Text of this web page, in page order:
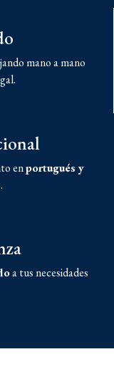
mano a mano
enportugués y
a tus necesidades